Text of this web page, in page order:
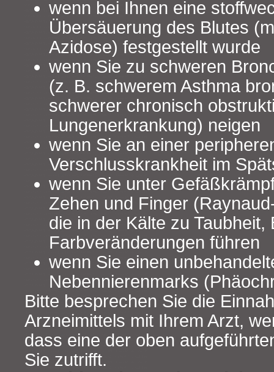
wenn bei Ihnen eine
Übersäuerung des Blutes
Azidose) festgestellt wurde
wenn Sie zu schweren
(z. B. schwerem Asthma
schwerer chronisch
Lungenerkrankung) neigen
wenn Sie an einer
Verschlusskrankheit im
wenn Sie unter
Zehen und Finger
die in der Kälte zu Taubheit,
Farbveränderungen führen
wenn Sie einen
Nebennierenmarks
Bitte besprechen Sie die
Arzneimittels mit Ihrem Arzt,
dass eine der oben
Sie zutrifft.